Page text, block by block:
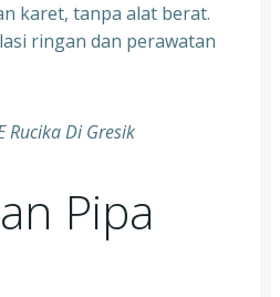
karet, tanpa alat berat.
ringan dan perawatan
Rucika Di Gresik
Pipa